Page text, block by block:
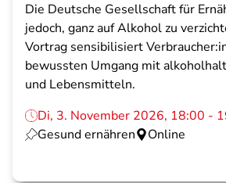
Die Deutsche Gesellschaft für
jedoch, ganz auf Alkohol zu
Vortrag sensibilisiert
bewussten Umgang mit
und Lebensmitteln.
Di, 3. November 2026, 18:00 -
Gesund ernähren
Online